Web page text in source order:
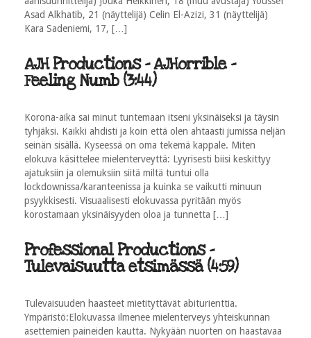
Asad Alkhatib, 21 (näyttelijä) Celin El-Azizi, 31 (näyttelijä)
Kara Sadeniemi, 17, […]
AJH Productions - AJHorrible -
Feeling Numb (3:44)
Korona-aika sai minut tuntemaan itseni yksinäiseksi ja täysin
tyhjäksi. Kaikki ahdisti ja koin että olen ahtaasti jumissa neljän
seinän sisällä. Kyseessä on oma tekemä kappale. Miten
elokuva käsittelee mielenterveyttä: Lyyrisesti biisi keskittyy
ajatuksiin ja olemuksiin siitä miltä tuntui olla
lockdownissa/karanteenissa ja kuinka se vaikutti minuun
psyykkisesti. Visuaalisesti elokuvassa pyritään myös
korostamaan yksinäisyyden oloa ja tunnetta […]
Professional Productions -
Tulevaisuutta etsimässä (4:59)
Tulevaisuuden haasteet mietityttävät abiturienttia.
Ympäristö:Elokuvassa ilmenee mielenterveys yhteiskunnan
asettemien paineiden kautta. Nykyään nuorten on haastavaa